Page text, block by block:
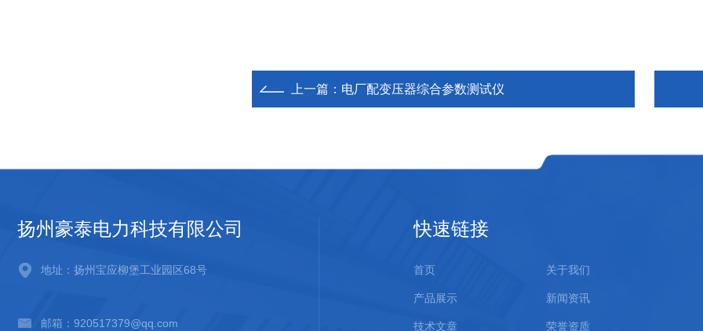
上一篇： 电厂配变压器综合参数测试仪
扬州豪泰电力科技有限公司
地址：扬州宝应柳堡工业园区68号
邮箱：920517379@qq.com
快速链接
首页 关于我们
产品展示 新闻资讯
技术文章 荣誉资质